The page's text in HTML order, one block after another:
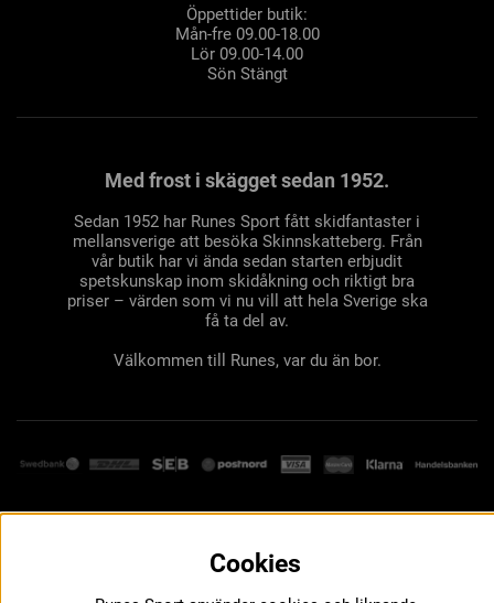
Öppettider butik:
Mån-fre 09.00-18.00
Lör 09.00-14.00
Sön Stängt
Med frost i skägget sedan 1952.
Sedan 1952 har Runes Sport fått skidfantaster i
mellansverige att besöka Skinnskatteberg. Från
vår butik har vi ända sedan starten erbjudit
spetskunskap inom skidåkning och riktigt bra
priser – värden som vi nu vill att hela Sverige ska
få ta del av.
Välkommen till Runes, var du än bor.
Cookies